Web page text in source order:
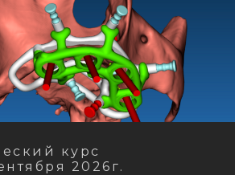
курс
2026г.